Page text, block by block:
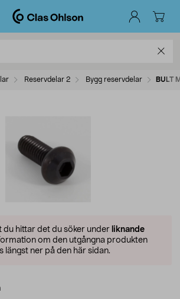
Reservdelar 2 Bygg reservdelar BULT
du hittar det du söker under liknande
om den utgångna produkten
längst ner på den här sidan.